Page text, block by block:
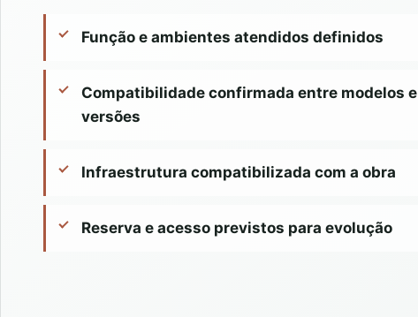
Função e ambientes atendidos definidos
Compatibilidade confirmada entre modelos e
versões
Infraestrutura compatibilizada com a obra
Reserva e acesso previstos para evolução